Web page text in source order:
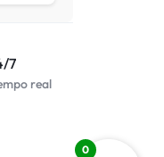
7
real
0